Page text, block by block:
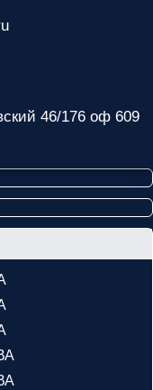
46/176 оф 609